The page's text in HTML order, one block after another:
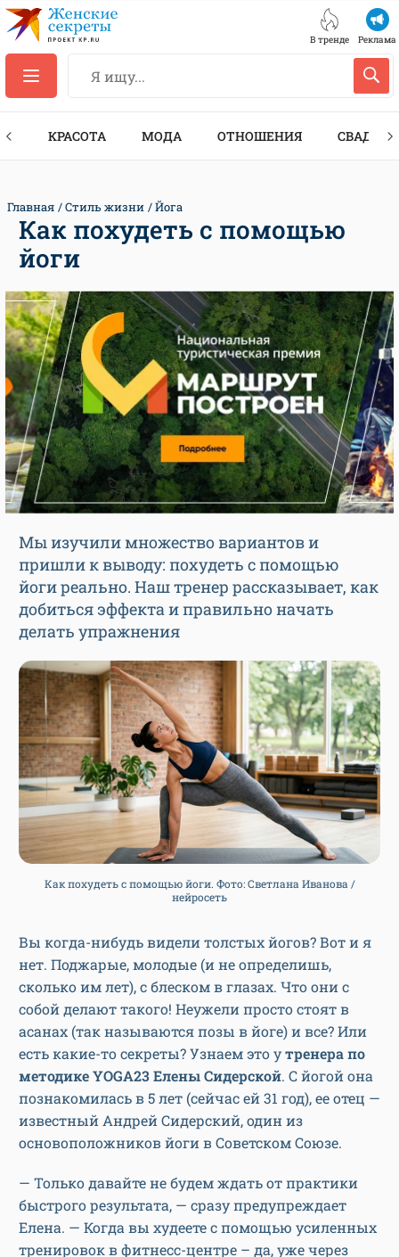
В тренде Реклама
КРАСОТА МОДА ОТНОШЕНИЯ СВАДЬБА
Главная Стиль жизни Йога
Как похудеть с помощью
йоги
Мы изучили множество вариантов и
пришли к выводу: похудеть с помощью
йоги реально. Наш тренер рассказывает, как
добиться эффекта и правильно начать
делать упражнения
Как похудеть с помощью йоги. Фото: Светлана Иванова /
нейросеть
Вы когда-нибудь видели толстых йогов? Вот и я
нет. Поджарые, молодые (и не определишь,
сколько им лет), с блеском в глазах. Что они с
собой делают такого! Неужели просто стоят в
асанах (так называются позы в йоге) и все? Или
есть какие-то секреты? Узнаем это утренера по
методике YOGA23 Елены Сидерской. C йогой она
познакомилась в 5 лет (сейчас ей 31 год), ее отец —
известный Андрей Сидерский, один из
основоположников йоги в Советском Союзе.
— Только давайте не будем ждать от практики
быстрого результата, — сразу предупреждает
Елена. — Когда вы худеете с помощью усиленных
тренировок в фитнесс-центре – да, уже через